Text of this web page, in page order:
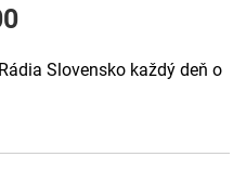
Slovensko každý deň o